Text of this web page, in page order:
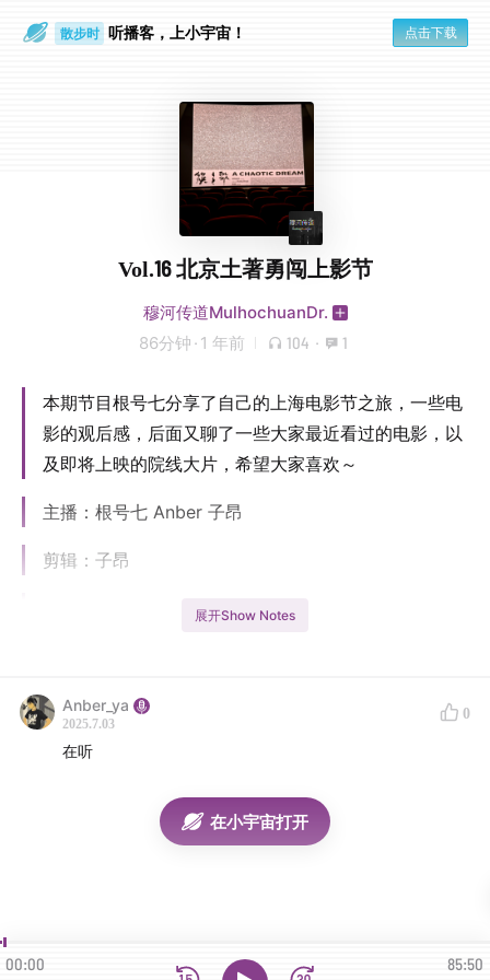
散步时 听播客，上小宇宙！ 点击下载
Vol.16 北京土著勇闯上影节
穆河传道MulhochuanDr.
86分钟 · 1 年前 104 · 1
本期节目根号七分享了自己的上海电影节之旅，一些电
影的观后感，后面又聊了一些大家最近看过的电影，以
及即将上映的院线大片，希望大家喜欢～
主播：根号七 Anber 子昂
剪辑：子昂
片头曲：Miracles in Me - Anber
展开Show Notes
Anber_ya
2025.7.03
0
在听
在小宇宙打开
00:00 85:50